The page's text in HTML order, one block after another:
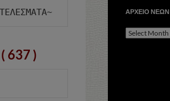
~ΕΠΙΛΕΞΤΕ ΠΟΛΗ, ΕΤΟΣ, ΤΥΠΟ, ΚΑΤΗΓΟΡΙΑ Η ΔΙΟΡΓΑΝΩΤΗ ΑΝΑ ΕΝΟΤΗΤΑ, ΓΙΑ ΣΥΓΚΕΚΡΙΜΕΝΑ ΑΠΟΤΕΛΕΣΜΑΤΑ~
637 )
ΑΡΧΕΙΟ ΝΕΩΝ
ΑΡΧΕΙΟ